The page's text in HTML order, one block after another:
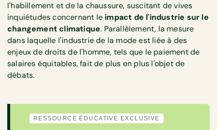
l'habillement et de la chaussure, suscitant de vives
inquiétudes concernant le impact de l'industrie sur le
changement climatique. Parallèlement, la mesure
dans laquelle l'industrie de la mode est liée à des
enjeux de droits de l'homme, tels que le paiement de
salaires équitables, fait de plus en plus l'objet de
débats.
RESSOURCE ÉDUCATIVE EXCLUSIVE